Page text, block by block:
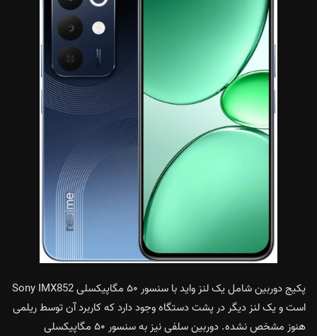
پکیج دوربین شامل یک لنز واید با سنسور ۵۰ مگاپیکسلی Sony IMX852
است و یک لنز دیگر در پشت دستگاه وجود دارد که کاربرد آن توسط ریلمی
هنوز مشخص نشده. دوربین سلفی نیز به سنسور ۵۰ مگاپیکسلی